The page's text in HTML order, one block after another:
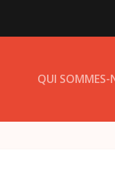
QUI SOMMES-